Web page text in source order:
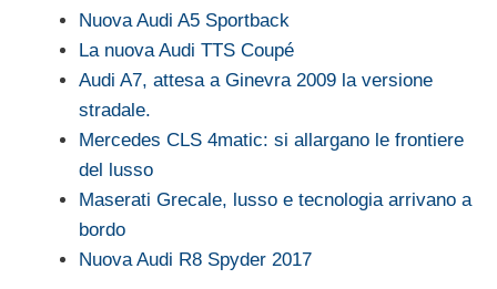
Nuova Audi A5 Sportback
La nuova Audi TTS Coupé
Audi A7, attesa a Ginevra 2009 la versione
stradale.
Mercedes CLS 4matic: si allargano le frontiere
del lusso
Maserati Grecale, lusso e tecnologia arrivano a
bordo
Nuova Audi R8 Spyder 2017